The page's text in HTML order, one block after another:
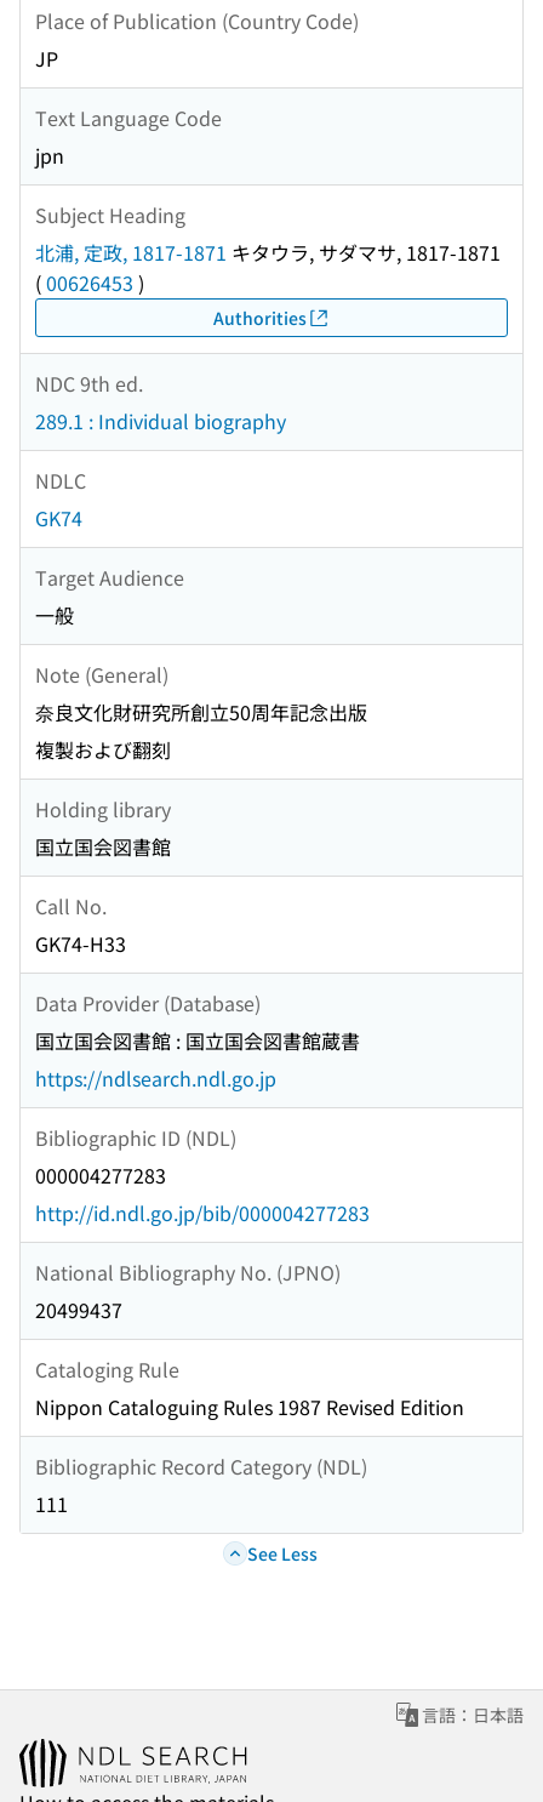
Place of Publication (Country Code)
JP
Text Language Code
jpn
Subject Heading
北浦, 定政, 1817-1871 キタウラ, サダマサ, 1817-1871
(00626453 )
Authorities
NDC 9th ed.
289.1 : Individual biography
NDLC
GK74
Target Audience
一般
Note (General)
奈良文化財研究所創立50周年記念出版
複製および翻刻
Holding library
国立国会図書館
Call No.
GK74-H33
Data Provider (Database)
国立国会図書館 : 国立国会図書館蔵書
https://ndlsearch.ndl.go.jp
Bibliographic ID (NDL)
000004277283
http://id.ndl.go.jp/bib/000004277283
National Bibliography No. (JPNO)
20499437
Cataloging Rule
Nippon Cataloguing Rules 1987 Revised Edition
Bibliographic Record Category (NDL)
111
See Less
言語：日本語